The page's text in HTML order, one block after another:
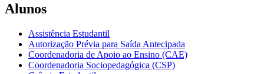
Alunos
Assistência Estudantil
Autorização Prévia para Saída Antecipada
Coordenadoria de Apoio ao Ensino (CAE)
Coordenadoria Sociopedagógica (CSP)